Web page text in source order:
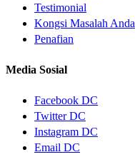
Testimonial
Kongsi Masalah Anda
Penafian
Media Sosial
Facebook DC
Twitter DC
Instagram DC
Email DC